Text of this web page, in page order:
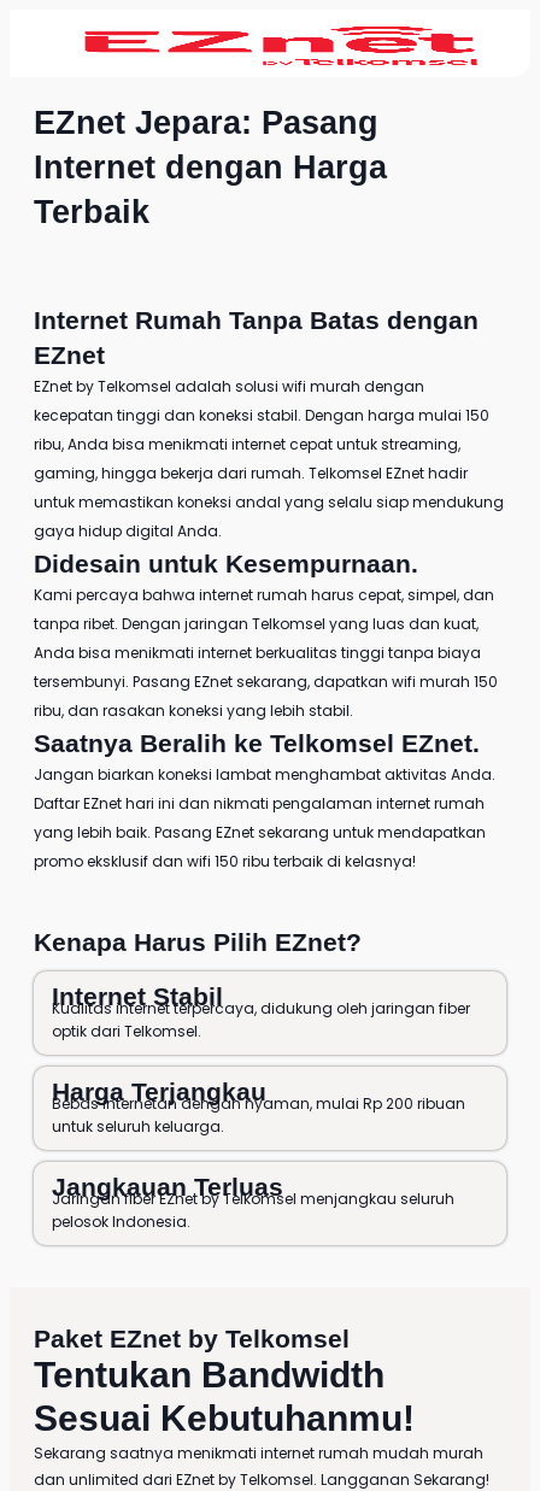
EZnet Jepara: Pasang
Internet dengan Harga
Terbaik
Internet Rumah Tanpa Batas dengan
EZnet
EZnet by Telkomsel adalah solusi wifi murah dengan
kecepatan tinggi dan koneksi stabil. Dengan harga mulai 150
ribu, Anda bisa menikmati internet cepat untuk streaming,
gaming, hingga bekerja dari rumah. Telkomsel EZnet hadir
untuk memastikan koneksi andal yang selalu siap mendukung
gaya hidup digital Anda.
Didesain untuk Kesempurnaan.
Kami percaya bahwa internet rumah harus cepat, simpel, dan
tanpa ribet. Dengan jaringan Telkomsel yang luas dan kuat,
Anda bisa menikmati internet berkualitas tinggi tanpa biaya
tersembunyi. Pasang EZnet sekarang, dapatkan wifi murah 150
ribu, dan rasakan koneksi yang lebih stabil.
Saatnya Beralih ke Telkomsel EZnet.
Jangan biarkan koneksi lambat menghambat aktivitas Anda.
Daftar EZnethari ini dan nikmati pengalaman internet rumah
yang lebih baik. Pasang EZnetsekarang untuk mendapatkan
promo eksklusif dan wifi 150 ribu terbaik di kelasnya!
Kenapa Harus Pilih EZnet?
Internet Stabil
Kualitas internet terpercaya, didukung oleh jaringan fiber
optik dari Telkomsel.
Harga Terjangkau
Bebas internetan dengan nyaman, mulai Rp 200 ribuan
untuk seluruh keluarga.
Jangkauan Terluas
Jaringan fiber EZnet by Telkomsel menjangkau seluruh
pelosok Indonesia.
Paket EZnet by Telkomsel
Tentukan Bandwidth
Sesuai Kebutuhanmu!
Sekarang saatnya menikmati internet rumah mudah murah
dan unlimited dari EZnet by Telkomsel. Langganan Sekarang!